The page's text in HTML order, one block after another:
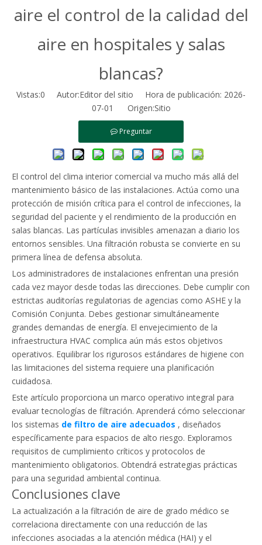
aire el control de la calidad del
aire en hospitales y salas
blancas?
Vistas:0 Autor:Editor del sitio Hora de publicación: 2026-
07-01 Origen:Sitio
Preguntar
El control del clima interior comercial va mucho más allá del
mantenimiento básico de las instalaciones. Actúa como una
protección de misión crítica para el control de infecciones, la
seguridad del paciente y el rendimiento de la producción en
salas blancas. Las partículas invisibles amenazan a diario los
entornos sensibles. Una filtración robusta se convierte en su
primera línea de defensa absoluta.
Los administradores de instalaciones enfrentan una presión
cada vez mayor desde todas las direcciones. Debe cumplir con
estrictas auditorías regulatorias de agencias como ASHE y la
Comisión Conjunta. Debes gestionar simultáneamente
grandes demandas de energía. El envejecimiento de la
infraestructura HVAC complica aún más estos objetivos
operativos. Equilibrar los rigurosos estándares de higiene con
las limitaciones del sistema requiere una planificación
cuidadosa.
Este artículo proporciona un marco operativo integral para
evaluar tecnologías de filtración. Aprenderá cómo seleccionar
los sistemas de filtro de aire adecuados , diseñados
específicamente para espacios de alto riesgo. Exploramos
requisitos de cumplimiento críticos y protocolos de
mantenimiento obligatorios. Obtendrá estrategias prácticas
para una seguridad ambiental continua.
Conclusiones clave
La actualización a la filtración de aire de grado médico se
correlaciona directamente con una reducción de las
infecciones asociadas a la atención médica (HAI) y el